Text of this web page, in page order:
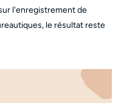
l'enregistrement de
le résultat reste